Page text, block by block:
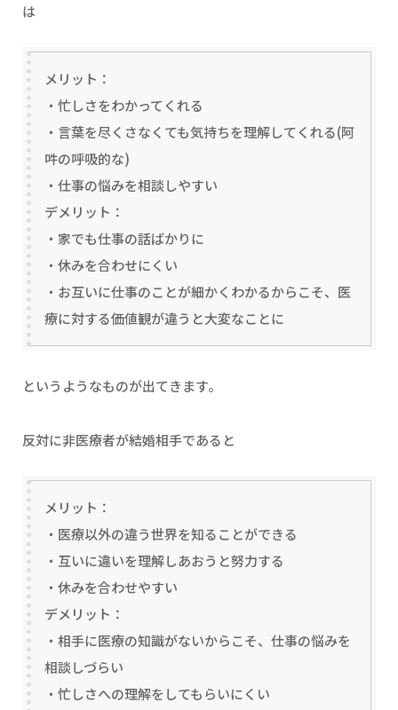
は
メリット：
・忙しさをわかってくれる
・言葉を尽くさなくても気持ちを理解してくれる(阿
吽の呼吸的な)
・仕事の悩みを相談しやすい
デメリット：
・家でも仕事の話ばかりに
・休みを合わせにくい
・お互いに仕事のことが細かくわかるからこそ、医
療に対する価値観が違うと大変なことに
というようなものが出てきます。
反対に非医療者が結婚相手であると
メリット：
・医療以外の違う世界を知ることができる
・互いに違いを理解しあおうと努力する
・休みを合わせやすい
デメリット：
・相手に医療の知識がないからこそ、仕事の悩みを
相談しづらい
・忙しさへの理解をしてもらいにくい